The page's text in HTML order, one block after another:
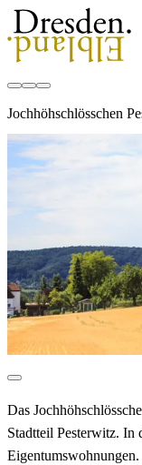
Jochhöhschlösschen
Das
Stadtteil Pesterwitz. In
Eigentumswohnungen.